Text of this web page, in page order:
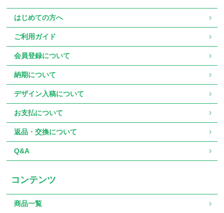
はじめての方へ
ご利用ガイド
会員登録について
納期について
デザイン入稿について
お支払について
返品・交換について
Q&A
コンテンツ
商品一覧